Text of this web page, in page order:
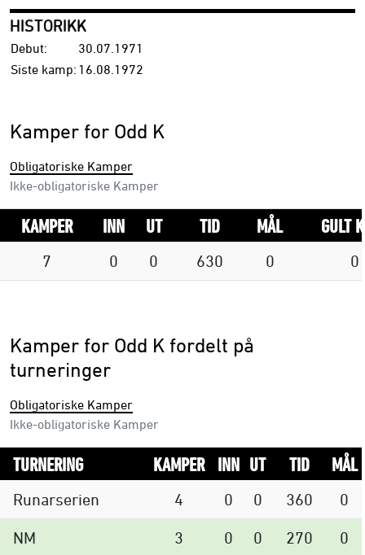
Kamper for Odd K
Obligatoriske Kamper
Ikke-obligatoriske Kamper
KAMPER INN UT TID MÅL GULT
7 0 0 630 0 0
Kamper for Odd K fordelt på
turneringer
Obligatoriske Kamper
Ikke-obligatoriske Kamper
TURNERING KAMPER INN UT TID MÅL
Runarserien 4 0 0 360 0
NM 3 0 0 270 0
HISTORIKK
Debut:
30.07.1971
Siste kamp: 16.08.1972